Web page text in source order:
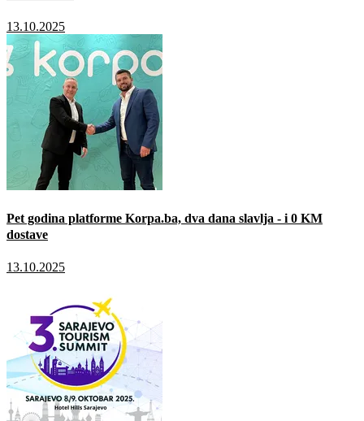
13.10.2025
Pet godina platforme Korpa.ba, dva dana slavlja - i 0 KM
dostave
13.10.2025